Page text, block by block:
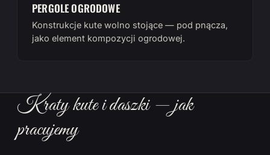
PERGOLE OGRODOWE
Konstrukcje kute wolno stojące — pod pnącza,
jako element kompozycji ogrodowej.
Kraty kute i daszki — jak
pracujemy